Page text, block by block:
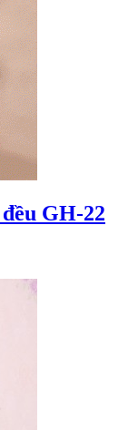
GH-22